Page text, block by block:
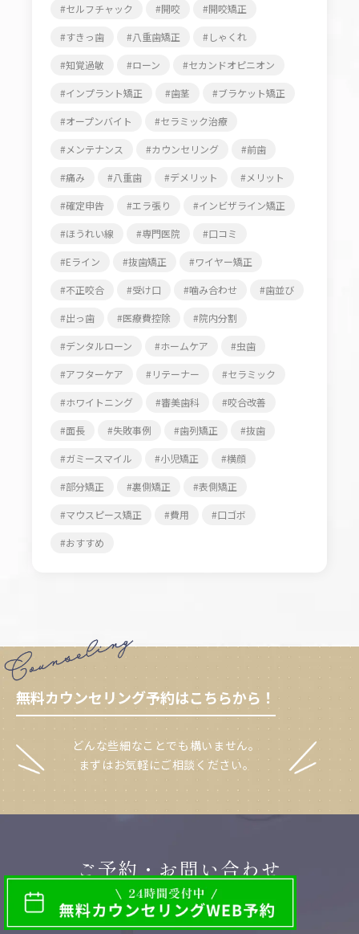
セルフチャック 開咬 開咬矯正
すきっ歯 八重歯矯正 しゃくれ
知覚過敏 ローン セカンドオピニオン
インプラント矯正 歯茎 ブラケット矯正
オープンバイト セラミック治療
メンテナンス カウンセリング 前歯
痛み 八重歯 デメリット メリット
確定申告 エラ張り インビザライン矯正
ほうれい線 専門医院 口コミ
Eライン 抜歯矯正 ワイヤー矯正
不正咬合 受け口 噛み合わせ 歯並び
出っ歯 医療費控除 院内分割
デンタルローン ホームケア 虫歯
アフターケア リテーナー セラミック
ホワイトニング 審美歯科 咬合改善
面長 失敗事例 歯列矯正 抜歯
ガミースマイル 小児矯正 横顔
部分矯正 裏側矯正 表側矯正
マウスピース矯正 費用 口ゴボ
おすすめ
無料カウンセリング予約はこちらから！
どんな些細なことでも構いません。
まずはお気軽にご相談ください。
ご予約・お問い合わせ
CONTACT